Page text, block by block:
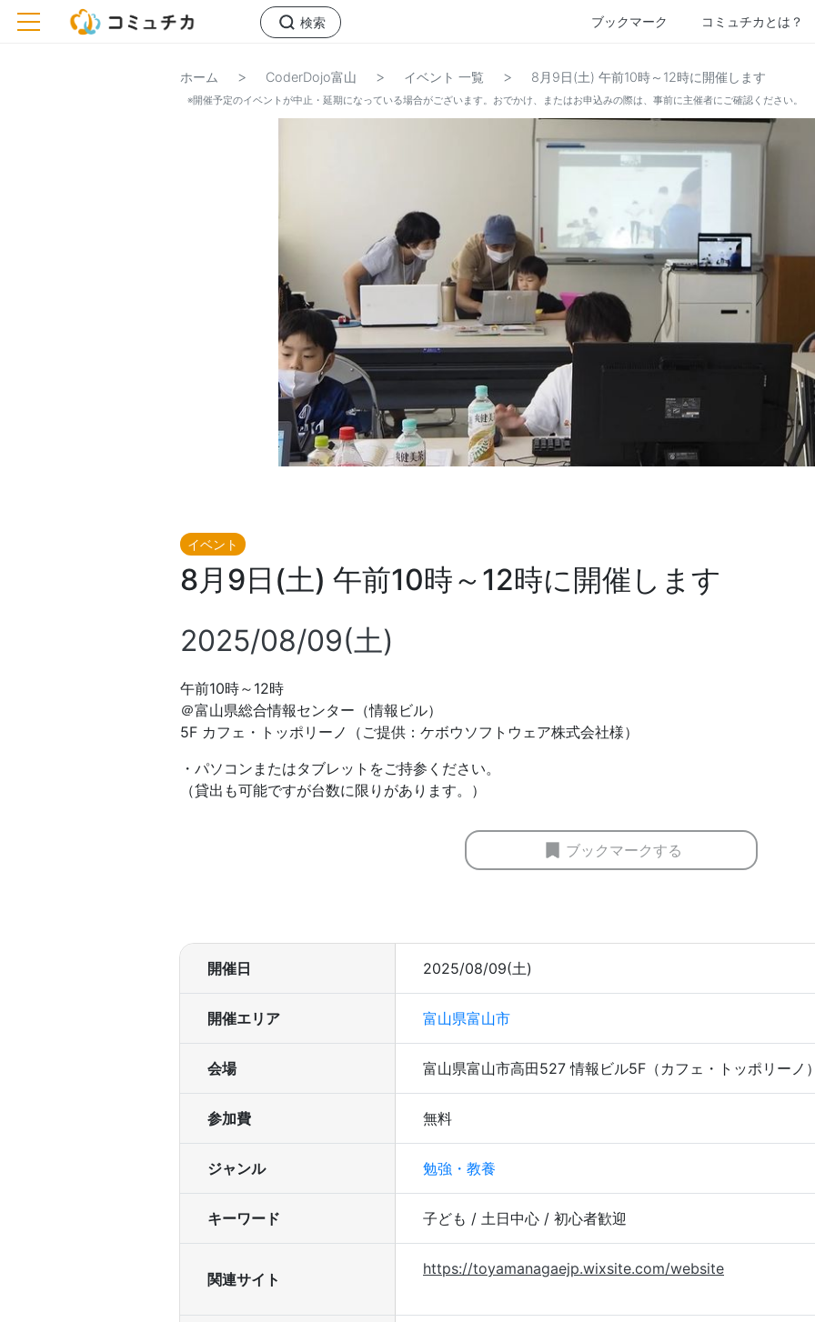
toggle navigation 検索 ブックマーク コミュチカとは？
ホーム > CoderDojo富山 > イベント 一覧 > 8月9日(土) 午前10時～12時に開催します
※開催予定のイベントが中止・延期になっている場合がございます。おでかけ、またはお申込みの際は、事前に主催者にご確認ください。
イベント
8月9日(土) 午前10時～12時に開催します
2025/08/09(土)
午前10時～12時
＠富山県総合情報センター​（情報ビル）
5F カフェ・トッポリーノ（ご提供：ケボウソフトウェア株式会社様）
・パソコンまたはタブレットをご持参ください。
（貸出も可能ですが台数に限りがあります。）
ブックマークする
開催日 2025/08/09(土)
開催エリア 富山県富山市
会場 富山県富山市高田527 情報ビル5F（カフェ・トッポリーノ
参加費 無料
ジャンル 勉強・教養
キーワード 子ども / 土日中心 / 初心者歓迎
関連サイト
https://toyamanagaejp.wixsite.com/website